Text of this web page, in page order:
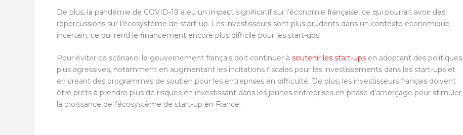
De plus, la pandémie de COVID-19 a eu un impact significatif sur l’économie française, ce qui pourrait avoir des
répercussions sur l’écosystème de start-up. Les investisseurs sont plus prudents dans un contexte économique
incertain, ce qui rend le financement encore plus difficile pour les start-ups.
Pour éviter ce scénario, le gouvernement français doit continuer à soutenir les start-upsen adoptant des politiques
plus agressives, notamment en augmentant les incitations fiscales pour les investissements dans les start-ups et
en créant des programmes de soutien pour les entreprises en difficulté. De plus, les investisseurs français doivent
être prêts à prendre plus de risques en investissant dans les jeunes entreprises en phase d’amorçage pour stimuler
la croissance de l’écosystème de start-up en France.